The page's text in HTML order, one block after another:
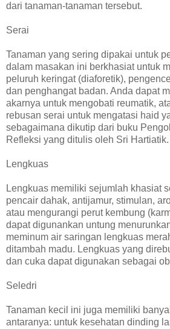
dari tanaman-tanaman tersebut.
Serai
Tanaman yang sering dipakai untuk
dalam masakan ini berkhasiat untuk
peluruh keringat (diaforetik),
dan penghangat badan. Anda dapat
akarnya untuk mengobati reumatik,
rebusan serai untuk mengatasi haid
sebagaimana dikutip dari buku
Refleksi yang ditulis oleh Sri Hartiatik.
Lengkuas
Lengkuas memiliki sejumlah khasiat
pencair dahak, antijamur, stimulan,
atau mengurangi perut kembung
dapat digunankan untung
meminum air saringan lengkuas
ditambah madu. Lengkuas yang
dan cuka dapat digunakan sebagai
Seledri
Tanaman kecil ini juga memiliki
antaranya: untuk kesehatan dinding